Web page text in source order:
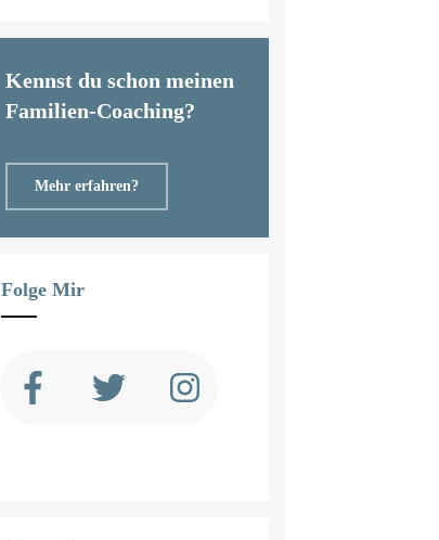
Kennst du schon meinen
Familien-Coaching?
Mehr erfahren?
Folge Mir